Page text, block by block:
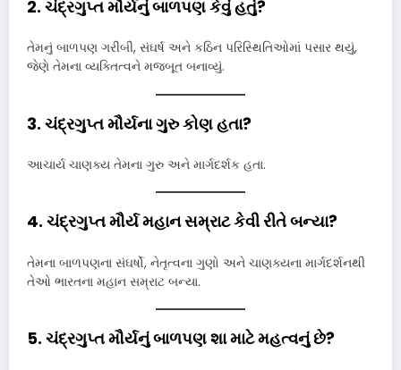
2. ચંદ્રગુપ્ત મૌર્યનું બાળપણ કેવું હતું?
તેમનું બાળપણ ગરીબી, સંઘર્ષ અને કઠિન પરિસ્થિતિઓમાં પસાર થયું,
જેણે તેમના વ્યક્તિત્વને મજબૂત બનાવ્યું.
3. ચંદ્રગુપ્ત મૌર્યના ગુરુ કોણ હતા?
આચાર્ય ચાણક્ય તેમના ગુરુ અને માર્ગદર્શક હતા.
4. ચંદ્રગુપ્ત મૌર્ય મહાન સમ્રાટ કેવી રીતે બન્યા?
તેમના બાળપણના સંઘર્ષો, નેતૃત્વના ગુણો અને ચાણક્યના માર્ગદર્શનથી
તેઓ ભારતના મહાન સમ્રાટ બન્યા.
5. ચંદ્રગુપ્ત મૌર્યનું બાળપણ શા માટે મહત્વનું છે?